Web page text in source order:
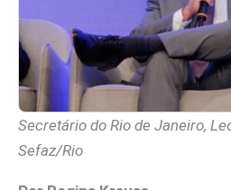
Secretário do Rio de Janeiro,
Sefaz/Rio